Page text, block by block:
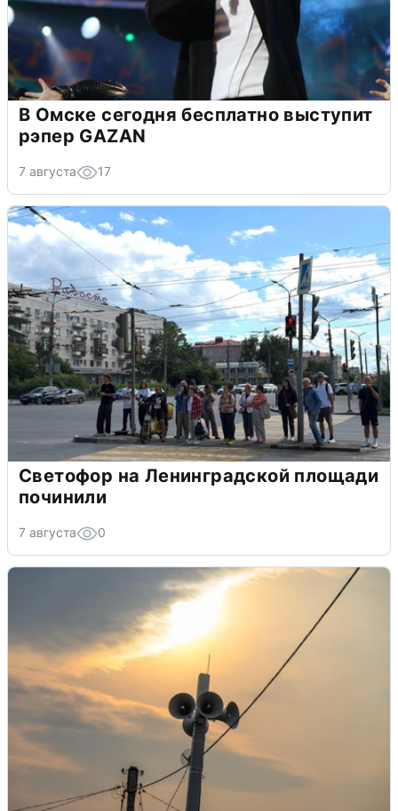
В Омске сегодня бесплатно выступит
рэпер GAZAN
7 августа 17
Светофор на Ленинградской площади
починили
7 августа 0